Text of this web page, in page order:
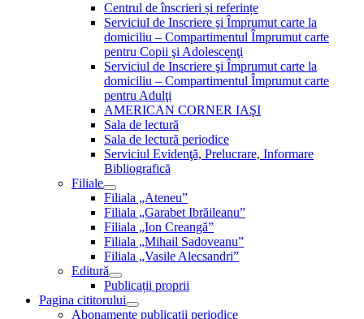
Centrul de înscrieri și referințe
Serviciul de Inscriere şi Împrumut carte la
domiciliu – Compartimentul Împrumut carte
pentru Copii şi Adolescenţi
Serviciul de Inscriere şi Împrumut carte la
domiciliu – Compartimentul Împrumut carte
pentru Adulţi
AMERICAN CORNER IAŞI
Sala de lectură
Sala de lectură periodice
Serviciul Evidenţă, Prelucrare, Informare
Bibliografică
Filiale
Filiala „Ateneu”
Filiala „Garabet Ibrăileanu”
Filiala „Ion Creangă”
Filiala „Mihail Sadoveanu”
Filiala „Vasile Alecsandri”
Editură
Publicații proprii
Pagina cititorului
Abonamente publicaţii periodice